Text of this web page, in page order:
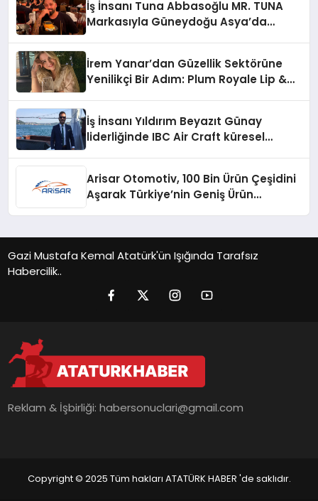
İş İnsanı Tuna Abbasoğlu MR. TUNA
Markasıyla Güneydoğu Asya’da
İrem Yanar’dan Güzellik Sektörüne
Yenilikçi Bir Adım: Plum Royale Lip &
İş İnsanı Yıldırım Beyazıt Günay
liderliğinde IBC Air Craft küresel
Arisar Otomotiv, 100 Bin Ürün Çeşidini
Aşarak Türkiye’nin Geniş Ürün
Gazi Mustafa Kemal Atatürk'ün Işığında Tarafsız
Habercilik..
Reklam & İşbirliği:habersonuclari@gmail.com
Copyright © 2025 Tüm hakları ATATÜRK HABER 'de saklıdır.